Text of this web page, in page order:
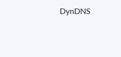
DynDNS